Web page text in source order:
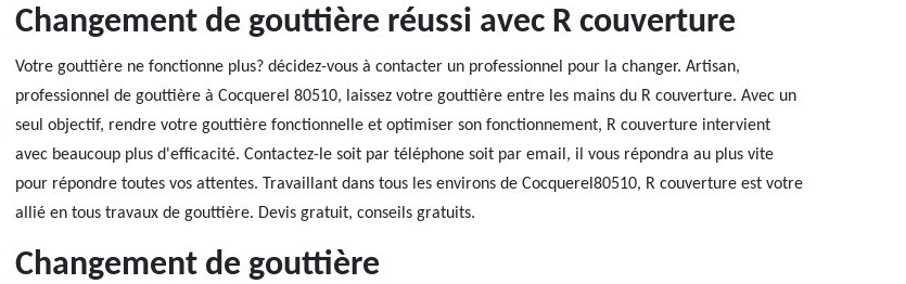
Changement de gouttière réussi avec R couverture
Votre gouttière ne fonctionne plus? décidez-vous à contacter un professionnel pour la changer. Artisan,
professionnel de gouttière à Cocquerel 80510, laissez votre gouttière entre les mains du R couverture. Avec un
seul objectif, rendre votre gouttière fonctionnelle et optimiser son fonctionnement, R couverture intervient
avec beaucoup plus d'efficacité. Contactez-le soit par téléphone soit par email, il vous répondra au plus vite
pour répondre toutes vos attentes. Travaillant dans tous les environs de Cocquerel80510, R couverture est votre
allié en tous travaux de gouttière. Devis gratuit, conseils gratuits.
Changement de gouttière